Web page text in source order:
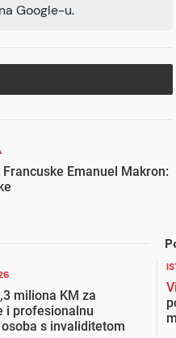
Google-u.
Emanuel Makron:
miliona KM za
i profesionalnu
s invaliditetom